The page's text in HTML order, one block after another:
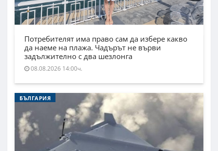
Потребителят има право сам да избере какво
да наеме на плажа. Чадърът не върви
задължително с два шезлонга
08.08.2026 14:00ч.
БЪЛГАРИЯ